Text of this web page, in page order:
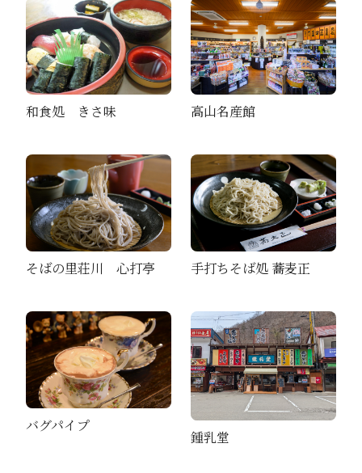
和食処 きさ味 高山名産館
そばの里荘川 心打亭 手打ちそば処 蕎麦正
バグパイプ
鍾乳堂